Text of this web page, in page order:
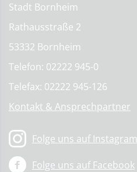
Stadt Bornheim
Rathausstraße 2
53332 Bornheim
Telefon: 02222 945-0
Telefax: 02222 945-126
Kontakt & Ansprechpartner
Folge uns auf Instagram
Folge uns auf Facebook